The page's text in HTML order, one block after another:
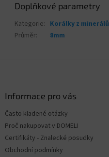
Doplňkové parametry
Kategorie: Korálky z minerálů
Průměr: 8mm
Informace pro vás
Často kladené otázky
Proč nakupovat v DOMELI
Certifikáty - Znalecké posudky
Obchodní podmínky